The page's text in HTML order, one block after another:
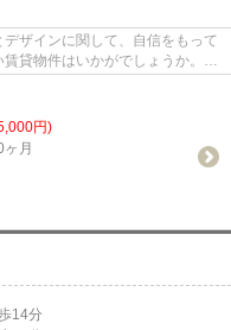
ザインに関して、自信をもって
貸物件はいかがでしょうか。
円)
月
14分